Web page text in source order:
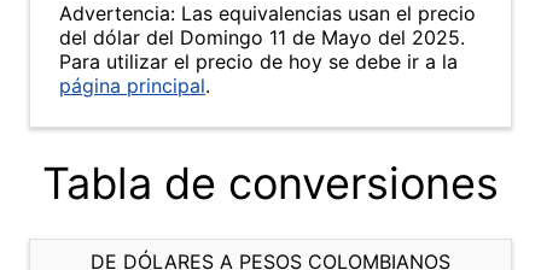
Advertencia: Las equivalencias usan el precio
del dólar del Domingo 11 de Mayo del 2025.
Para utilizar el precio de hoy se debe ir a la
página principal.
Tabla de conversiones
DE DÓLARES A PESOS COLOMBIANOS